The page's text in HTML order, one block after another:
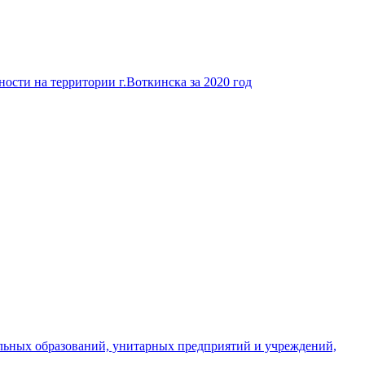
на территории г.Воткинска за 2020 год
образований, унитарных предприятий и учреждений,